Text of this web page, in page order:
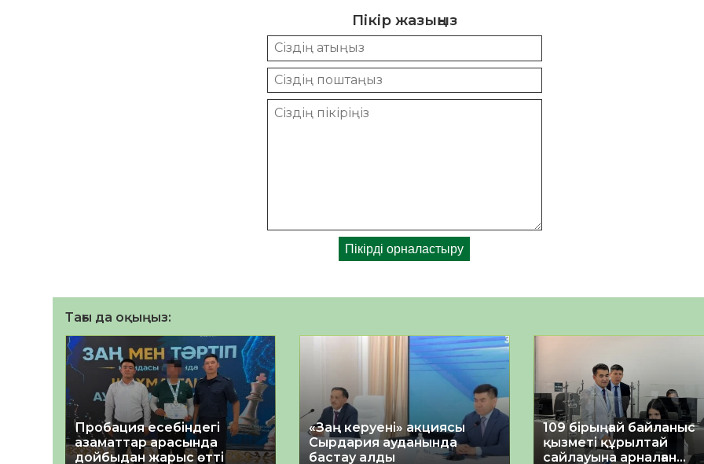
Пікір жазыңыз
Тағы да оқыңыз:
Пробация есебіндегі
азаматтар арасында
дойбыдан жарыс өтті
«Заң керуені» акциясы
Сырдария ауданында
бастау алды
109 бірыңғай байланыс
қызметі құрылтай
сайлауына арналған